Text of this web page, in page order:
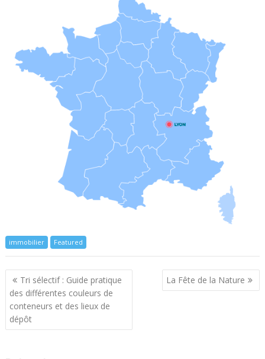
immobilier Featured
Navigation
de
l’article
Tri sélectif : Guide pratique
des différentes couleurs de
conteneurs et des lieux de
dépôt
La Fête de la Nature